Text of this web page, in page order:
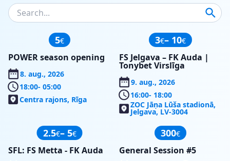
5€
POWER season opening
8. aug., 2026
18:00- 05:00
Centra rajons, Rīga
3€– 10€
FS Jelgava – FK Auda |
Tonybet Virslīga
9. aug., 2026
16:00- 18:00
ZOC Jāņa Lūša stadionā,
Jelgava, LV-3004
2.5€– 5€
SFL: FS Metta - FK Auda
300€
General Session #5